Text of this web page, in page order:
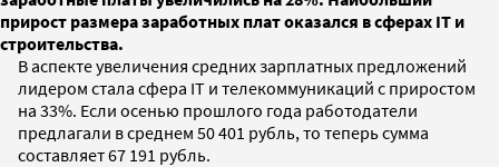
прирост размера заработных плат оказался в сферах IT и
строительства.
В аспекте увеличения средних зарплатных предложений
лидером стала сфера IT и телекоммуникаций с приростом
на 33%. Если осенью прошлого года работодатели
предлагали в среднем 50 401 рубль, то теперь сумма
составляет 67 191 рубль.